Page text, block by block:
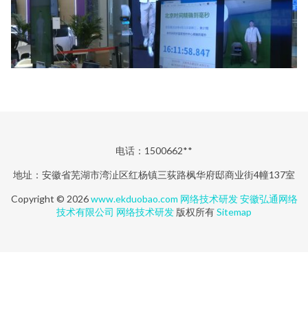
电话：1500662**
地址：安徽省芜湖市湾沚区红杨镇三荻路枫华府邸商业街4幢137室
Copyright © 2026www.ekduobao.com 网络技术研发 安徽弘通网络
技术有限公司 网络技术研发 版权所有Sitemap